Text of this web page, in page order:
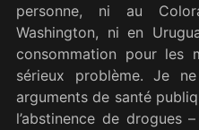
personne, ni au
Washington, ni en
consommation pour les
sérieux problème. Je
arguments de santé
l’abstinence de drogues